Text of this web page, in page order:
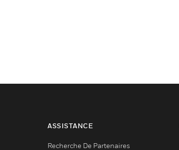
ASSISTANCE
Recherche De Partenaires